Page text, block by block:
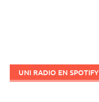
UNI RADIO EN SPOTIFY